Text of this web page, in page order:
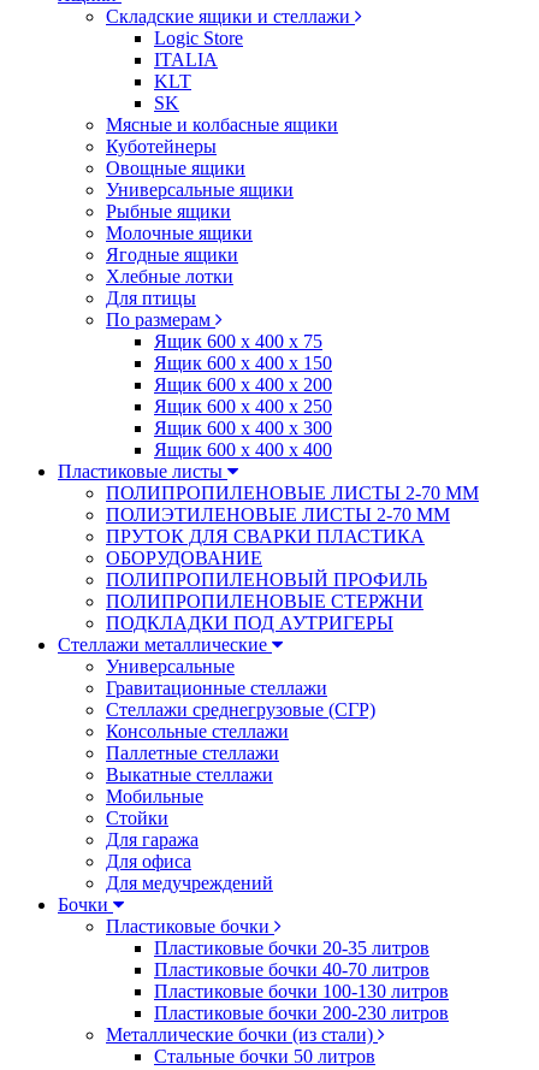
Складские ящики и стеллажи
Logic Store
ITALIA
KLT
SK
Мясные и колбасные ящики
Куботейнеры
Овощные ящики
Универсальные ящики
Рыбные ящики
Молочные ящики
Ягодные ящики
Хлебные лотки
Для птицы
По размерам
Ящик 600 х 400 х 75
Ящик 600 х 400 х 150
Ящик 600 х 400 х 200
Ящик 600 х 400 х 250
Ящик 600 х 400 х 300
Ящик 600 х 400 х 400
Пластиковые листы
ПОЛИПРОПИЛЕНОВЫЕ ЛИСТЫ 2-70 ММ
ПОЛИЭТИЛЕНОВЫЕ ЛИСТЫ 2-70 ММ
ПРУТОК ДЛЯ СВАРКИ ПЛАСТИКА
ОБОРУДОВАНИЕ
ПОЛИПРОПИЛЕНОВЫЙ ПРОФИЛЬ
ПОЛИПРОПИЛЕНОВЫЕ СТЕРЖНИ
ПОДКЛАДКИ ПОД АУТРИГЕРЫ
Стеллажи металлические
Универсальные
Гравитационные стеллажи
Стеллажи среднегрузовые (СГР)
Консольные стеллажи
Паллетные стеллажи
Выкатные стеллажи
Мобильные
Стойки
Для гаража
Для офиса
Для медучреждений
Бочки
Пластиковые бочки
Пластиковые бочки 20-35 литров
Пластиковые бочки 40-70 литров
Пластиковые бочки 100-130 литров
Пластиковые бочки 200-230 литров
Металлические бочки (из стали)
Стальные бочки 50 литров